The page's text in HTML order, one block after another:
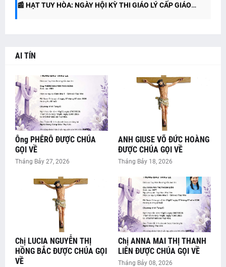
NĂM A (26.07.2026)
📰 ANH GIUSE VÕ ĐỨC HOÀNG ĐƯỢC CHÚA GỌI VỀ
RƯỚC LỄ LẦN ĐẦU
AI TÍN
Ông PHÊRÔ ĐƯỢC CHÚA
GỌI VỀ
Tháng Bảy 27, 2026
ANH GIUSE VÕ ĐỨC HOÀNG
ĐƯỢC CHÚA GỌI VỀ
Tháng Bảy 18, 2026
Chị LUCIA NGUYỄN THỊ
HỒNG BẮC ĐƯỢC CHÚA GỌI
VỀ
Chị ANNA MAI THỊ THANH
LIÊN ĐƯỢC CHÚA GỌI VỀ
Tháng Bảy 08, 2026